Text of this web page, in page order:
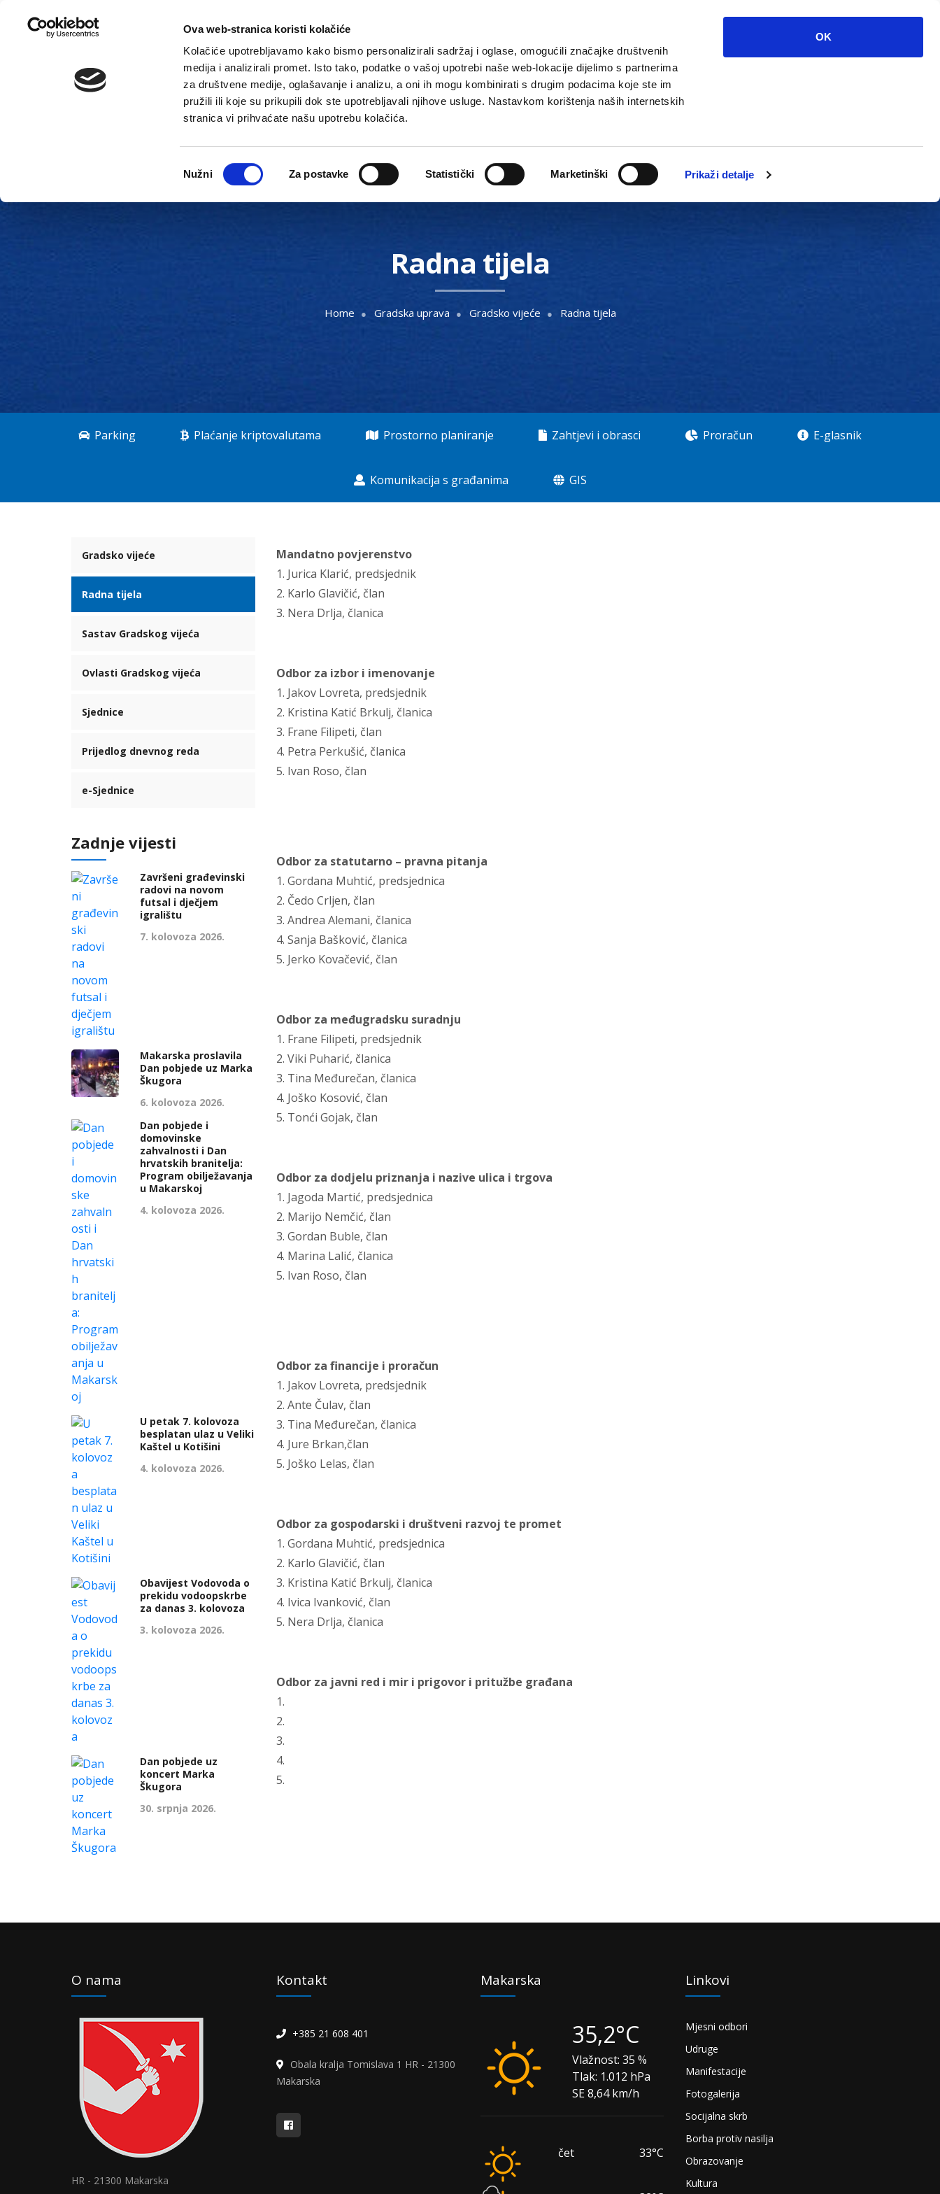
Ova web-stranica koristi kolačiće
Kolačiće upotrebljavamo kako bismo personalizirali sadržaj i oglase, omogućili značajke društvenih
medija i analizirali promet. Isto tako, podatke o vašoj upotrebi naše web-lokacije dijelimo s partnerima
za društvene medije, oglašavanje i analizu, a oni ih mogu kombinirati s drugim podacima koje ste im
pružili ili koje su prikupili dok ste upotrebljavali njihove usluge. Nastavkom korištenja naših internetskih
stranica vi prihvaćate našu upotrebu kolačića.
pristanka
Nužni Za postavke Statistički Marketinški Prikaži detalje
OK
Gradska uprava Gradske ustanove, tvrtke i škole
Radna tijela
Home Gradska uprava Gradsko vijeće Radna tijela
Parking Plaćanje kriptovalutama Prostorno planiranje Zahtjevi i obrasci Proračun E-glasnik
Komunikacija s građanima GIS
Mandatno povjerenstvo
1. Jurica Klarić, predsjednik
2. Karlo Glavičić, član
3. Nera Drlja, članica
Odbor za izbor i imenovanje
1. Jakov Lovreta, predsjednik
2. Kristina Katić Brkulj, članica
3. Frane Filipeti, član
4. Petra Perkušić, članica
5. Ivan Roso, član
Odbor za statutarno – pravna pitanja
1. Gordana Muhtić, predsjednica
2. Čedo Crljen, član
3. Andrea Alemani, članica
4. Sanja Bašković, članica
5. Jerko Kovačević, član
Odbor za međugradsku suradnju
1. Frane Filipeti, predsjednik
2. Viki Puharić, članica
3. Tina Međurečan, članica
4. Joško Kosović, član
5. Tonći Gojak, član
Odbor za dodjelu priznanja i nazive ulica i trgova
1. Jagoda Martić, predsjednica
2. Marijo Nemčić, član
3. Gordan Buble, član
4. Marina Lalić, članica
5. Ivan Roso, član
Odbor za financije i proračun
1. Jakov Lovreta, predsjednik
2. Ante Čulav, član
3. Tina Međurečan, članica
4. Jure Brkan,član
5. Joško Lelas, član
Odbor za gospodarski i društveni razvoj te promet
1. Gordana Muhtić, predsjednica
2. Karlo Glavičić, član
3. Kristina Katić Brkulj, članica
4. Ivica Ivanković, član
5. Nera Drlja, članica
Odbor za javni red i mir i prigovor i pritužbe građana
1.
2.
3.
4.
5.
Gradsko vijeće
Radna tijela
Sastav Gradskog vijeća
Ovlasti Gradskog vijeća
Sjednice
Prijedlog dnevnog reda
e-Sjednice
Zadnje vijesti
Završeni građevinski
radovi na novom
futsal i dječjem
igralištu
7. kolovoza 2026.
Makarska proslavila
Dan pobjede uz Marka
Škugora
6. kolovoza 2026.
Dan pobjede i
domovinske
zahvalnosti i Dan
hrvatskih branitelja:
Program obilježavanja
u Makarskoj
4. kolovoza 2026.
U petak 7. kolovoza
besplatan ulaz u Veliki
Kaštel u Kotišini
4. kolovoza 2026.
Obavijest Vodovoda o
prekidu vodoopskrbe
za danas 3. kolovoza
3. kolovoza 2026.
Dan pobjede uz
koncert Marka
Škugora
30. srpnja 2026.
O nama
HR - 21300 Makarska
Kontakt
+385 21 608 401
Obala kralja Tomislava 1 HR - 21300
Makarska
Makarska
35,2°C
Vlažnost: 35 %
Tlak: 1.012 hPa
SE 8,64 km/h
čet 33°C
Linkovi
Mjesni odbori
Udruge
Manifestacije
Fotogalerija
Socijalna skrb
Borba protiv nasilja
Obrazovanje
Kultura